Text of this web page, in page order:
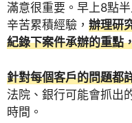
滿意很重要。早上8點
辛苦累積經驗， 辦理研
紀錄下案件承辦的重點
針對每個客戶的問題都
法院、銀行可能會抓出
時間。